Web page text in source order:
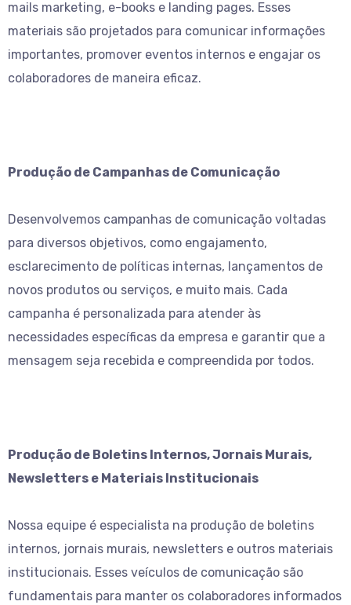
mails marketing, e-books e landing pages. Esses
materiais são projetados para comunicar informações
importantes, promover eventos internos e engajar os
colaboradores de maneira eficaz.
Produção de Campanhas de Comunicação
Desenvolvemos campanhas de comunicação voltadas
para diversos objetivos, como engajamento,
esclarecimento de políticas internas, lançamentos de
novos produtos ou serviços, e muito mais. Cada
campanha é personalizada para atender às
necessidades específicas da empresa e garantir que a
mensagem seja recebida e compreendida por todos.
Produção de Boletins Internos, Jornais Murais,
Newsletters e Materiais Institucionais
Nossa equipe é especialista na produção de boletins
internos, jornais murais, newsletters e outros materiais
institucionais. Esses veículos de comunicação são
fundamentais para manter os colaboradores informados